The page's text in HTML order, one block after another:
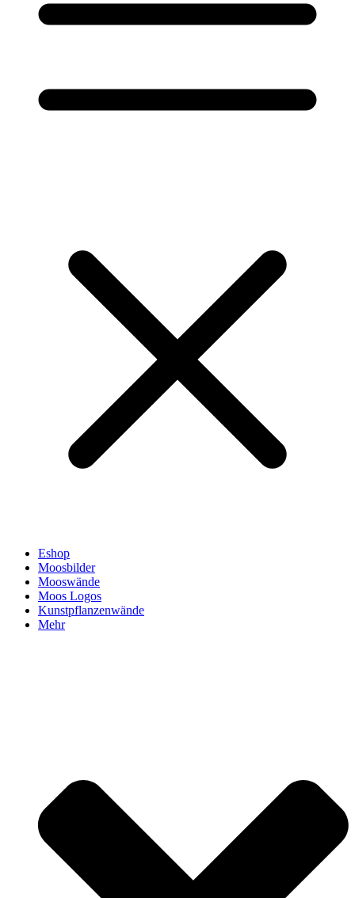
Eshop
Moosbilder
Mooswände
Moos Logos
Kunstpflanzenwände
Mehr